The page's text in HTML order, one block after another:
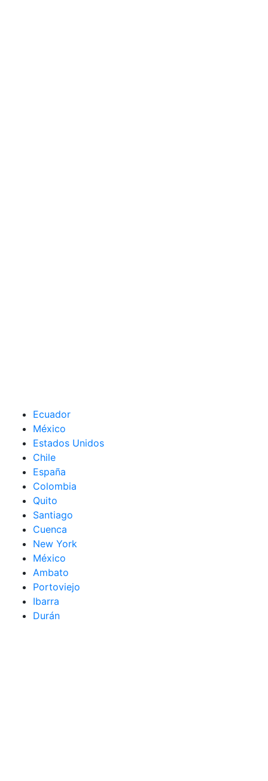
Ecuador
México
Estados Unidos
Chile
España
Colombia
Quito
Santiago
Cuenca
New York
México
Ambato
Portoviejo
Ibarra
Durán